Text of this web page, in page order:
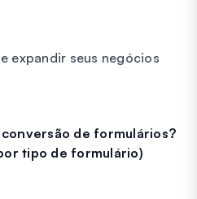
expandir seus negócios
conversão de formulários?
tipo de formulário)